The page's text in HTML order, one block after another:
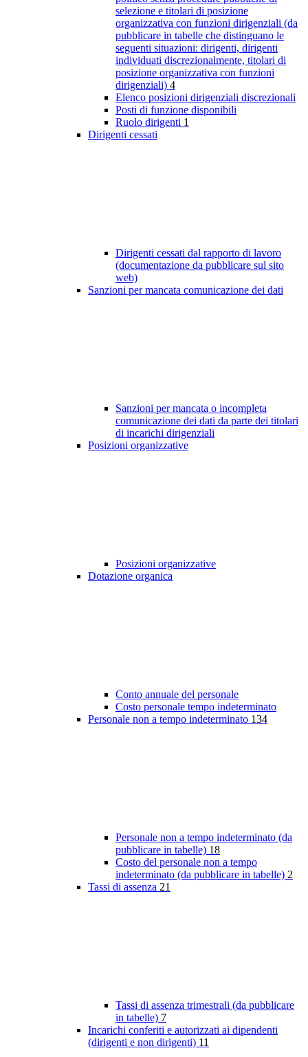
selezione e titolari di posizione
organizzativa con funzioni dirigenziali (da
pubblicare in tabelle che distinguano le
seguenti situazioni: dirigenti, dirigenti
individuati discrezionalmente, titolari di
posizione organizzativa con funzioni
dirigenziali) 4
Elenco posizioni dirigenziali discrezionali
Posti di funzione disponibili
Ruolo dirigenti 1
Dirigenti cessati
Dirigenti cessati dal rapporto di lavoro
(documentazione da pubblicare sul sito
web)
Sanzioni per mancata comunicazione dei dati
Sanzioni per mancata o incompleta
comunicazione dei dati da parte dei titolari
di incarichi dirigenziali
Posizioni organizzative
Posizioni organizzative
Dotazione organica
Conto annuale del personale
Costo personale tempo indeterminato
Personale non a tempo indeterminato 134
Personale non a tempo indeterminato (da
pubblicare in tabelle) 18
Costo del personale non a tempo
indeterminato (da pubblicare in tabelle) 2
Tassi di assenza 21
Tassi di assenza trimestrali (da pubblicare
in tabelle) 7
Incarichi conferiti e autorizzati ai dipendenti
(dirigenti e non dirigenti) 11